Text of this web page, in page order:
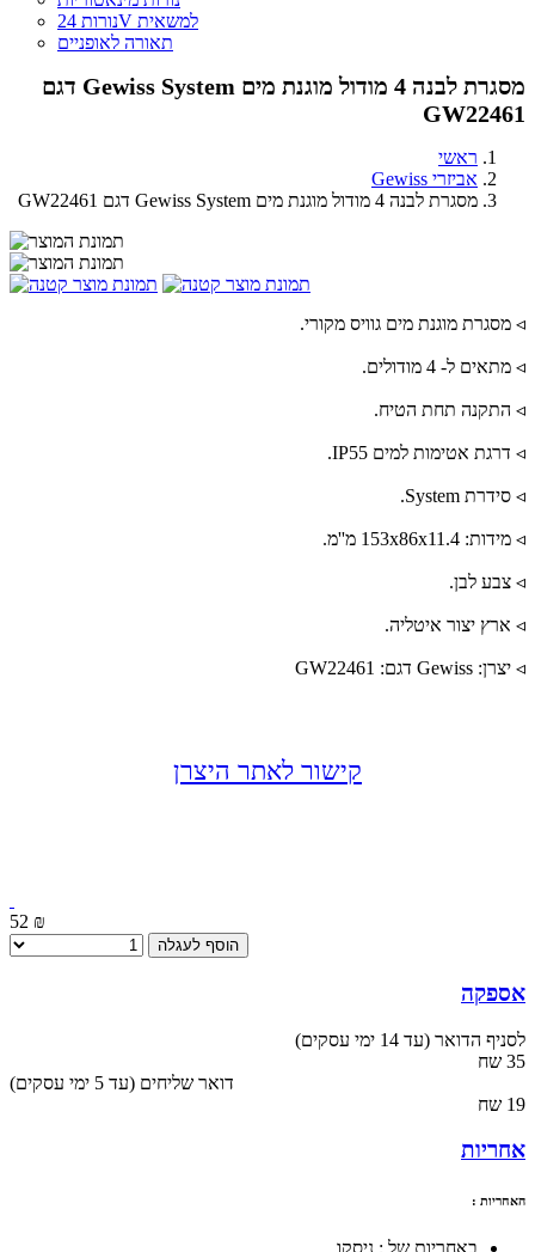
נורות 24V למשאית
תאורה לאופניים
מסגרת לבנה 4 מודול מוגנת מים Gewiss System דגם
GW22461
ראשי
אביזרי Gewiss
מסגרת לבנה 4 מודול מוגנת מים Gewiss System דגם GW22461
◃ מסגרת מוגנת מים גוויס מקורי.
◃ מתאים ל- 4 מודולים.
◃ התקנה תחת הטיח.
◃ דרגת אטימות למים IP55.
◃ סידרת System.
◃ מידות: 153x86x11.4 מ''מ.
◃ צבע לבן.
◃ ארץ יצור איטליה.
◃ יצרן: Gewiss דגם: GW22461
קישור לאתר היצרן
52 ₪
הוסף לעגלה
אספקה
לסניף הדואר (עד 14 ימי עסקים)
35 שח
(עד 5 ימי עסקים) דואר שליחים
19 שח
אחריות
האחריות :